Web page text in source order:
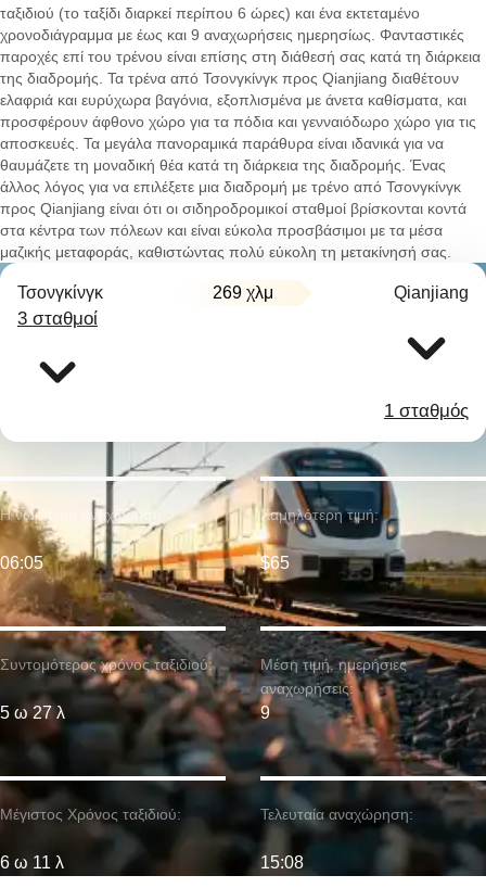
ταξιδιού (το ταξίδι διαρκεί περίπου 6 ώρες) και ένα εκτεταμένο
χρονοδιάγραμμα με έως και 9 αναχωρήσεις ημερησίως. Φανταστικές
παροχές επί του τρένου είναι επίσης στη διάθεσή σας κατά τη διάρκεια
της διαδρομής. Τα τρένα από Τσονγκίνγκ προς Qianjiang διαθέτουν
ελαφριά και ευρύχωρα βαγόνια, εξοπλισμένα με άνετα καθίσματα, και
προσφέρουν άφθονο χώρο για τα πόδια και γενναιόδωρο χώρο για τις
αποσκευές. Τα μεγάλα πανοραμικά παράθυρα είναι ιδανικά για να
θαυμάζετε τη μοναδική θέα κατά τη διάρκεια της διαδρομής. Ένας
άλλος λόγος για να επιλέξετε μια διαδρομή με τρένο από Τσονγκίνγκ
προς Qianjiang είναι ότι οι σιδηροδρομικοί σταθμοί βρίσκονται κοντά
στα κέντρα των πόλεων και είναι εύκολα προσβάσιμοι με τα μέσα
μαζικής μεταφοράς, καθιστώντας πολύ εύκολη τη μετακίνησή σας.
Τσονγκίνγκ 269 χλμ Qianjiang
3 σταθμοί
1 σταθμός
Συντομότερος χρόνος ταξιδιού:
5 ω 27 λ
Η νωρίτερη αναχώρηση:
06:05
Μέγιστος Χρόνος ταξιδιού:
6 ω 11 λ
Χαμηλότερη τιμή:
$65
Μέση τιμή. ημερήσιες
αναχωρήσεις:
9
Τελευταία αναχώρηση:
15:08